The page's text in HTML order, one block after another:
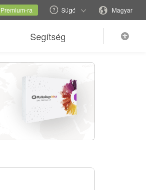
váltása
ra Súgó Magyar
Segítség